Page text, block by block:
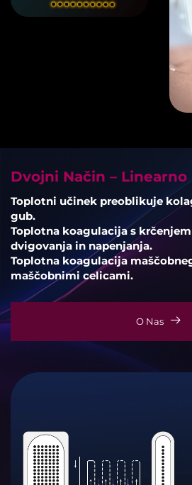
Dvojni Način – Linearno
Toplotni učinek preoblikuje
gub.
Toplotna koagulacija s krčenjem
dvigovanja in napenjanja.
Toplotna koagulacija
maščobnimi celicami.
O Nas